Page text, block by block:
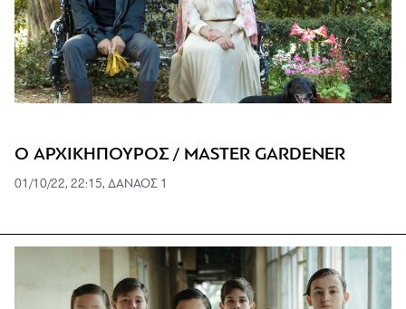
Ο ΑΡΧΙΚΗΠΟΥΡΟΣ / MASTER GARDENER
01/10/22, 22:15, ΔΑΝΑΟΣ 1